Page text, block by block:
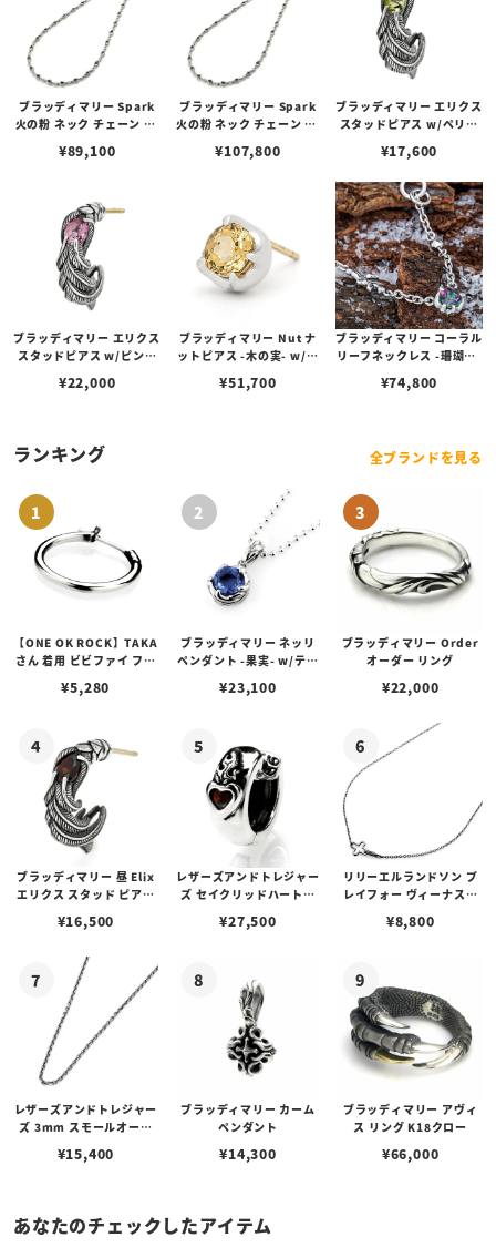
ブラッディマリー Spark
火の粉 ネック チェーン 50
¥89,100
ブラッディマリー Spark
火の粉 ネック チェーン 60
¥107,800
ブラッディマリー エリクス
スタッドピアス w/ペリド
¥17,600
ブラッディマリー エリクス
スタッドピアス w/ピンク
¥22,000
ブラッディマリー Nut ナ
ットピアス -木の実- w/イ
¥51,700
ブラッディマリー コーラル
リーフネックレス -珊瑚礁-
¥74,800
ランキング 全ブランドを見る
【ONE OK ROCK】TAKA
さん 着用 ビビファイ フー
¥5,280
ブラッディマリー ネッリ
ペンダント -果実- w/ティ
¥23,100
ブラッディマリー Order
オーダー リング
¥22,000
ブラッディマリー 昼 Elix
エリクス スタッド ピアス
¥16,500
レザーズアンドトレジャー
ズ セイクリッドハートピ
¥27,500
リリーエルランドソン プ
レイフォー ヴィーナスチ
¥8,800
レザーズアンドトレジャー
ズ 3mm スモールオーバ
ブスタークラスプ＆LTロ
¥15,400
ブラッディマリー カーム
ペンダント
¥14,300
ブラッディマリー アヴィ
ス リング K18クロー
¥66,000
あなたのチェックしたアイテム